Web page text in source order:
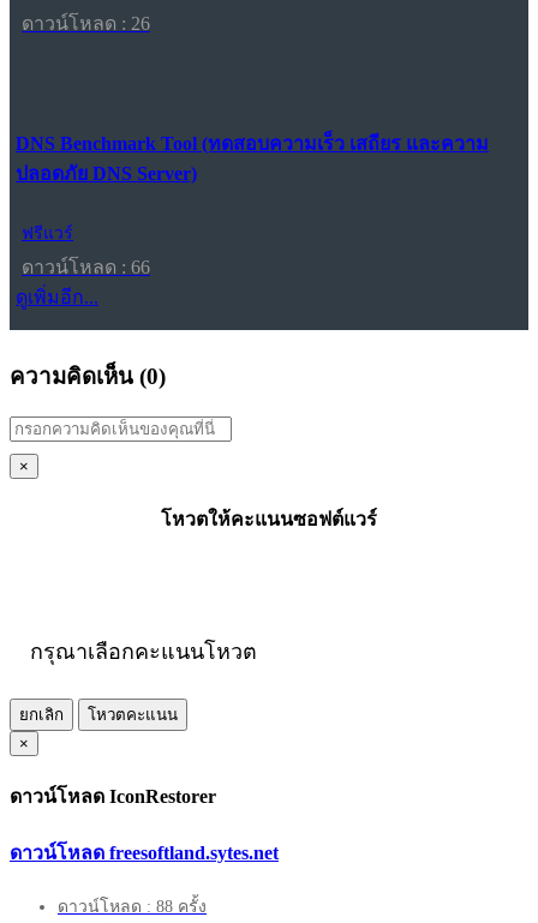
ดาวน์โหลด : 26
DNS Benchmark Tool (ทดสอบความเร็ว เสถียร และความ
ปลอดภัย DNS Server)
ฟรีแวร์
ดาวน์โหลด : 66
ดูเพิ่มอีก...
ความคิดเห็น (0)
×
โหวตให้คะแนนซอฟต์แวร์
กรุณาเลือกคะแนนโหวต
ยกเลิก
โหวตคะแนน
×
ดาวน์โหลด IconRestorer
ดาวน์โหลด freesoftland.sytes.net
ดาวน์โหลด : 88 ครั้ง